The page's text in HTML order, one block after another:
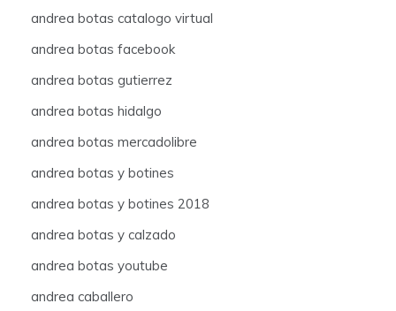
andrea botas catalogo virtual
andrea botas facebook
andrea botas gutierrez
andrea botas hidalgo
andrea botas mercadolibre
andrea botas y botines
andrea botas y botines 2018
andrea botas y calzado
andrea botas youtube
andrea caballero